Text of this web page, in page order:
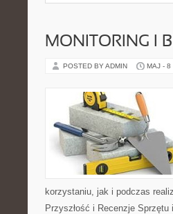
MONITORING I
POSTED BY ADMIN MAJ - 8
korzystaniu, jak i podczas
Przyszłość i Recenzje